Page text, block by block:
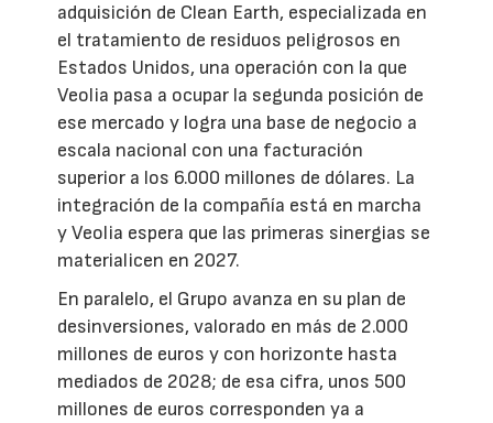
adquisición de Clean Earth, especializada en
el tratamiento de residuos peligrosos en
Estados Unidos, una operación con la que
Veolia pasa a ocupar la segunda posición de
ese mercado y logra una base de negocio a
escala nacional con una facturación
superior a los 6.000 millones de dólares. La
integración de la compañía está en marcha
y Veolia espera que las primeras sinergias se
materialicen en 2027.
En paralelo, el Grupo avanza en su plan de
desinversiones, valorado en más de 2.000
millones de euros y con horizonte hasta
mediados de 2028; de esa cifra, unos 500
millones de euros corresponden ya a